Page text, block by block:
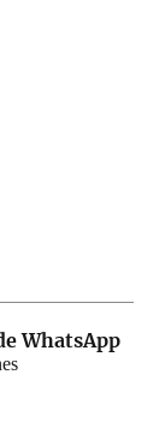
WhatsApp